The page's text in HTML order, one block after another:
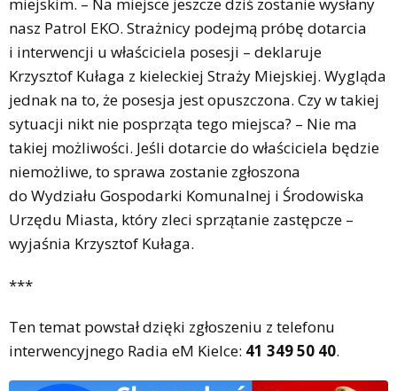
nasz Patrol EKO. Strażnicy podejmą próbę dotarcia
i interwencji u właściciela posesji – deklaruje
Krzysztof Kułaga z kieleckiej Straży Miejskiej. Wygląda
jednak na to, że posesja jest opuszczona. Czy w takiej
sytuacji nikt nie posprząta tego miejsca? – Nie ma
takiej możliwości. Jeśli dotarcie do właściciela będzie
niemożliwe, to sprawa zostanie zgłoszona
do Wydziału Gospodarki Komunalnej i Środowiska
Urzędu Miasta, który zleci sprzątanie zastępcze –
wyjaśnia Krzysztof Kułaga.
***
Ten temat powstał dzięki zgłoszeniu z telefonu
interwencyjnego Radia eM Kielce: 41 349 50 40.